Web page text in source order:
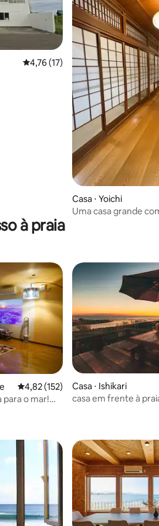
4,76 de uma avaliação média de
4,76 (17)
Casa ⋅ Yoichi
Uma casa grande
à praia
4,82 de uma avaliação média de 5,
4,82 (152)
para o mar!
Casa ⋅ Ishikari
casa em frente à